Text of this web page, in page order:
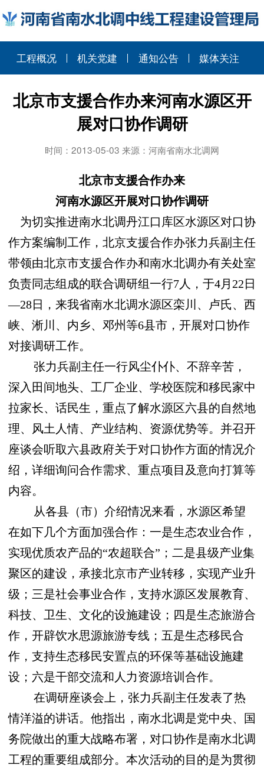
工程概况 机关党建 通知公告 媒体关注
北京市支援合作办来河南水源区开
展对口协作调研
时间：2013-05-03 来源：河南省南水北调网
北京市支援合作办来
河南水源区开展对口协作调研
为切实推进南水北调丹江口库区水源区对口协
作方案编制工作，北京支援合作办张力兵副主任
带领由北京市支援合作办和南水北调办有关处室
负责同志组成的联合调研组一行7人，于4月22日
—28日，来我省南水北调水源区栾川、卢氏、西
峡、淅川、内乡、邓州等6县市，开展对口协作
对接调研工作。
张力兵副主任一行风尘仆仆、不辞辛苦，
深入田间地头、工厂企业、学校医院和移民家中
拉家长、话民生，重点了解水源区六县的自然地
理、风土人情、产业结构、资源优势等。并召开
座谈会听取六县政府关于对口协作方面的情况介
绍，详细询问合作需求、重点项目及意向打算等
内容。
从各县（市）介绍情况来看，水源区希望
在如下几个方面加强合作：一是生态农业合作，
实现优质农产品的“农超联合” ；二是县级产业集
聚区的建设，承接北京市产业转移，实现产业升
级；三是社会事业合作，支持水源区发展教育、
科技、卫生、文化的设施建设；四是生态旅游合
作，开辟饮水思源旅游专线；五是生态移民合
作，支持生态移民安置点的环保等基础设施建
设；六是干部交流和人力资源培训合作。
在调研座谈会上，张力兵副主任发表了热
情洋溢的讲话。他指出，南水北调是党中央、国
务院做出的重大战略布署，对口协作是南水北调
工程的重要组成部分。本次活动的目的是为贯彻